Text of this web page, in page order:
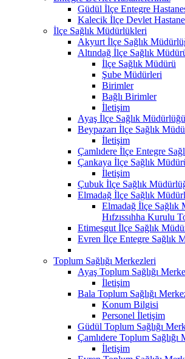
Güdül İlçe Entegre
Kalecik İlçe Devlet
İlçe Sağlık Müdürlükleri
Akyurt İlçe Sağlık
Altındağ İlçe Sağlık
İlçe Sağlık Müdürü
Şube Müdürleri
Birimler
Bağlı Birimler
İletişim
Ayaş İlçe Sağlık Müdürlüğü
Beypazarı İlçe Sağlık
İletişim
Çamlıdere İlçe Entegre
Çankaya İlçe Sağlık
İletişim
Çubuk İlçe Sağlık
Elmadağ İlçe Sağlık
Elmadağ İlçe Sağlık
Hıfzıssıhha Kurulu
Etimesgut İlçe Sağlık
Evren İlçe Entegre Sağlık
Toplum Sağlığı Merkezleri
Ayaş Toplum Sağlığı
İletişim
Bala Toplum Sağlığı
Konum Bilgisi
Personel İletişim
Güdül Toplum Sağlığı
Çamlıdere Toplum Sağlığı
İletişim